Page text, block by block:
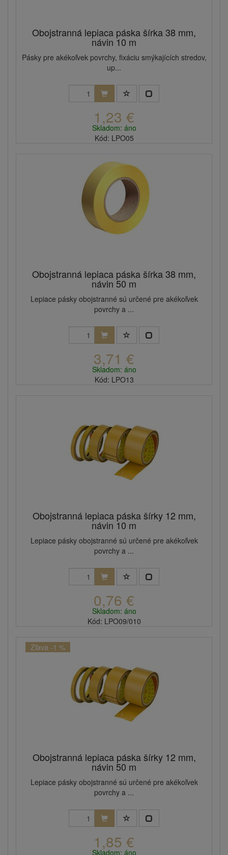
Obojstranná lepiaca páska šírka 38 mm,
návin 10 m
Pásky pre akékoľvek povrchy, fixáciu smýkajících stredov,
up...
1,23 €
Skladom: áno
Kód: LPO05
Obojstranná lepiaca páska šírka 38 mm,
návin 50 m
Lepiace pásky obojstranné sú určené pre akékoľvek
povrchy a ...
3,71 €
Skladom: áno
Kód: LPO13
Obojstranná lepiaca páska šírky 12 mm,
návin 10 m
Lepiace pásky obojstranné sú určené pre akékoľvek
povrchy a ...
0,76 €
Skladom: áno
Kód: LPO09/010
Zľava -1 %
Obojstranná lepiaca páska šírky 12 mm,
návin 50 m
Lepiace pásky obojstranné sú určené pre akékoľvek
povrchy a ...
1,85 €
Skladom: áno